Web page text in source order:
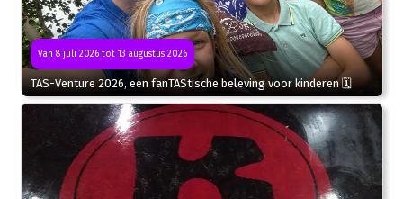
Van 8 juli 2026 tot 13 augustus 2026
TAS-Venture 2026, een fanTAStische beleving voor kinderen 🗓